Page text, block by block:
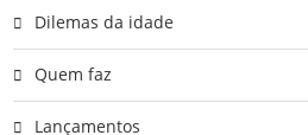
Dilemas da idade
Quem faz
Lançamentos